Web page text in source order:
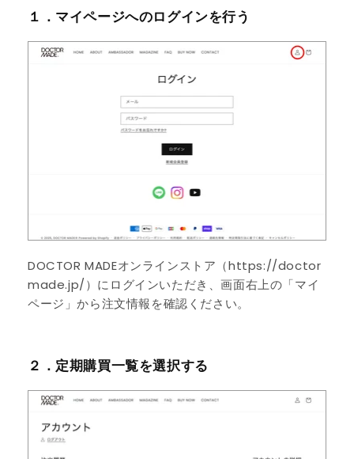
１．マイページへのログインを行う
DOCTOR MADEオンラインストア（https://doctor
made.jp/）にログインいただき、画面右上の「マイ
ページ」から注文情報を確認ください。
２．定期購買一覧を選択する